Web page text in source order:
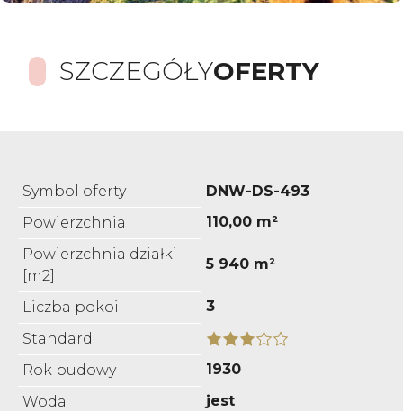
SZCZEGÓŁYOFERTY
Symbol oferty
DNW-DS-493
Powierzchnia
110,00 m²
Powierzchnia działki
[m2]
5 940 m²
Liczba pokoi
3
Standard
Rok budowy
1930
Woda
jest